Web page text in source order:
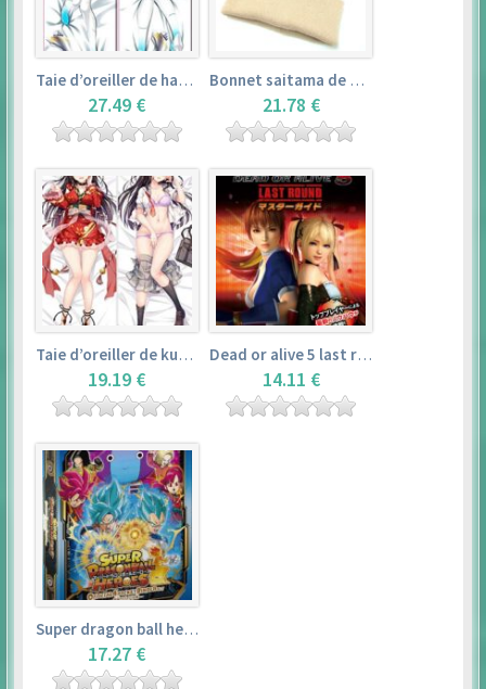
Taie d’oreiller de hatsune miku (150cm×50cm) – vocaloid
27.49 €
Bonnet saitama de one punch man
21.78 €
Taie d’oreiller de kurosawa dia (160x50cm) – love live! sunshine!!
19.19 €
Dead or alive 5 last round master guide
14.11 €
Super dragon ball heroes : official 4 pocket binder set
17.27 €